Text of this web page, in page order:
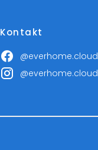
Kontakt
@everhome.cloud
@everhome.cloud